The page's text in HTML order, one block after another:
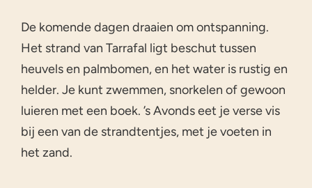
De komende dagen draaien om ontspanning.
Het strand van Tarrafal ligt beschut tussen
heuvels en palmbomen, en het water is rustig en
helder. Je kunt zwemmen, snorkelen of gewoon
luieren met een boek. ’s Avonds eet je verse vis
bij een van de strandtentjes, met je voeten in
het zand.